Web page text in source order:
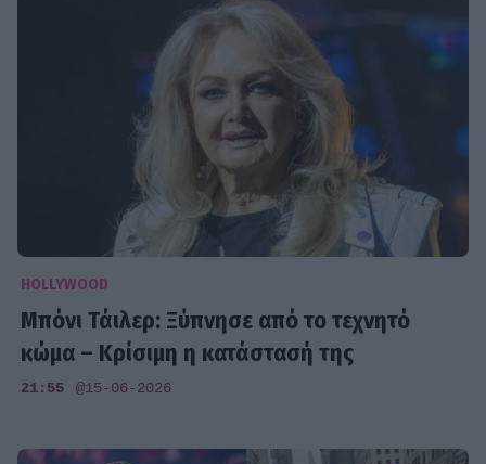
HOLLYWOOD
Μπόνι Τάιλερ: Ξύπνησε από το τεχνητό
κώμα – Κρίσιμη η κατάστασή της
21:55 @15-06-2026